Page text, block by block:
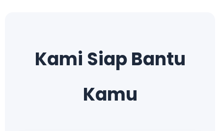
Kami Siap Bantu
Kamu